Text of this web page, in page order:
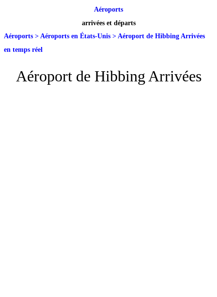
Aéroports
arrivées et départs
Aéroports > Aéroports en États-Unis > Aéroport de Hibbing Arrivées
en temps réel
Aéroport de Hibbing Arrivées